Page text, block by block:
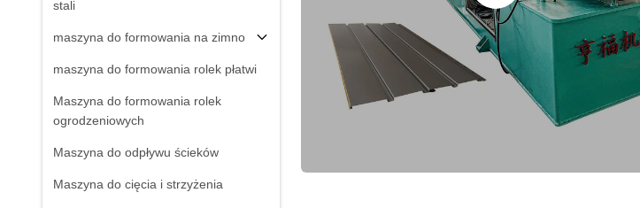
stali
maszyna do formowania na zimno
maszyna do formowania rolek płatwi
Maszyna do formowania rolek
ogrodzeniowych
Maszyna do odpływu ścieków
Maszyna do cięcia i strzyżenia